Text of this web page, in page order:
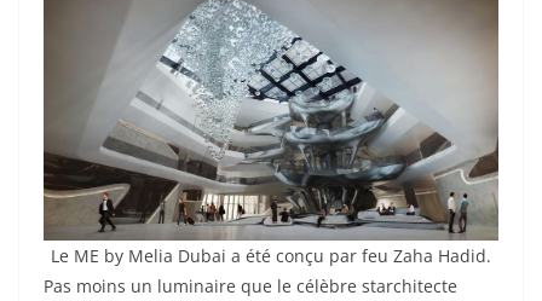
Le ME by Melia Dubai a été conçu par feu Zaha Hadid.
Pas moins un luminaire que le célèbre starchitecte